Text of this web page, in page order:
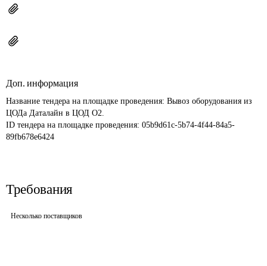
Доп. информация
Название тендера на площадке проведения: Вывоз оборудования из
ЦОДа Даталайн в ЦОД О2.
ID тендера на площадке проведения: 05b9d61c-5b74-4f44-84a5-
89fb678e6424
Требования
Несколько поставщиков